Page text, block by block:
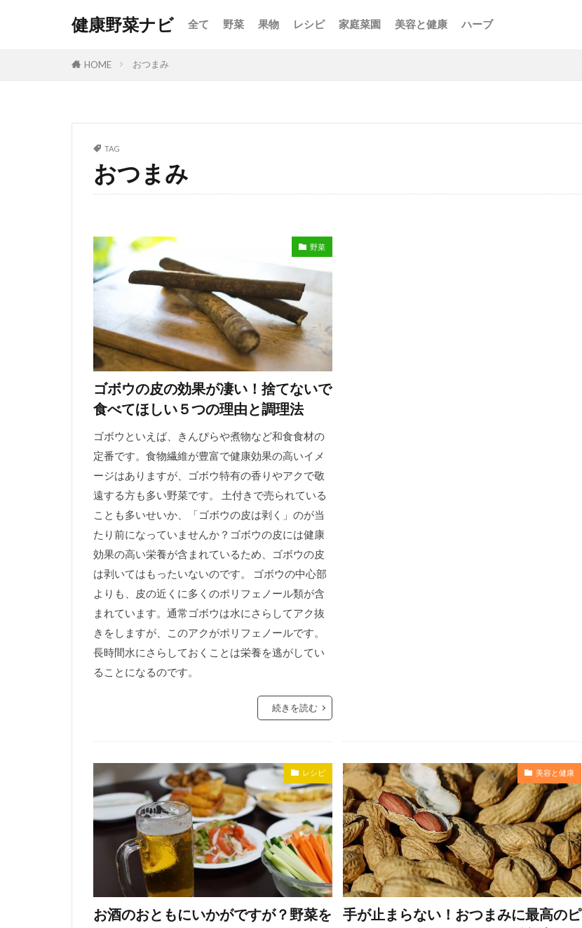
健康野菜ナビ 全て 野菜 果物 レシピ 家庭菜園 美容と健康 ハーブ
HOME おつまみ
TAG
おつまみ
野菜
ゴボウの皮の効果が凄い！捨てないで
食べてほしい５つの理由と調理法
ゴボウといえば、きんぴらや煮物など和食食材の
定番です。食物繊維が豊富で健康効果の高いイメ
ージはありますが、ゴボウ特有の香りやアクで敬
遠する方も多い野菜です。 土付きで売られている
ことも多いせいか、「ゴボウの皮は剥く」のが当
たり前になっていませんか？ゴボウの皮には健康
効果の高い栄養が含まれているため、ゴボウの皮
は剥いてはもったいないのです。 ゴボウの中心部
よりも、皮の近くに多くのポリフェノール類が含
まれています。通常ゴボウは水にさらしてアク抜
きをしますが、このアクがポリフェノールです。
長時間水にさらしておくことは栄養を逃がしてい
ることになるのです。
続きを読む
レシピ
お酒のおともにいかがですが？野菜を
美容と健康
手が止まらない！おつまみに最高のピ